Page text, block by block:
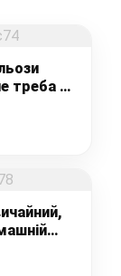
треба –